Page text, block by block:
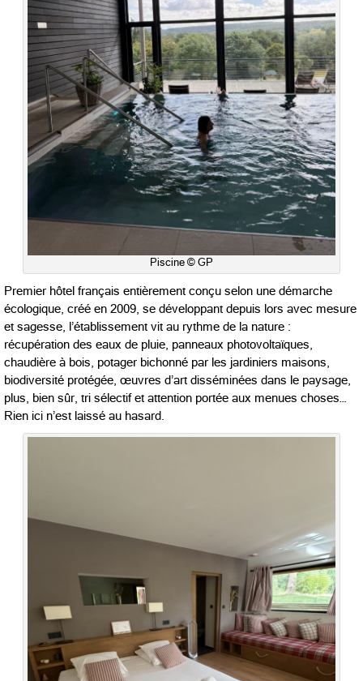
Piscine © GP
Premier hôtel français entièrement conçu selon une démarche
écologique, créé en 2009, se développant depuis lors avec mesure
et sagesse, l’établissement vit au rythme de la nature :
récupération des eaux de pluie, panneaux photovoltaïques,
chaudière à bois, potager bichonné par les jardiniers maisons,
biodiversité protégée, œuvres d’art disséminées dans le paysage,
plus, bien sûr, tri sélectif et attention portée aux menues choses…
Rien ici n’est laissé au hasard.